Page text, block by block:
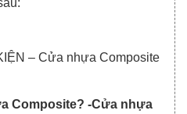
– Cửa nhựa Composite
Composite? -Cửa nhựa